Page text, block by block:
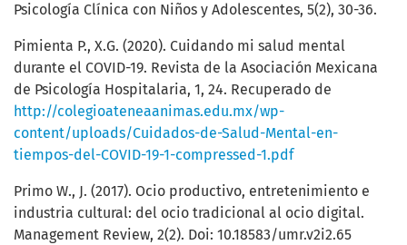
Psicología Clínica con Niños y Adolescentes, 5(2), 30-36.
Pimienta P., X.G. (2020). Cuidando mi salud mental
durante el COVID-19. Revista de la Asociación Mexicana
de Psicología Hospitalaria, 1, 24. Recuperado de
http://colegioateneaanimas.edu.mx/wp-
content/uploads/Cuidados-de-Salud-Mental-en-
tiempos-del-COVID-19-1-compressed-1.pdf
Primo W., J. (2017). Ocio productivo, entretenimiento e
industria cultural: del ocio tradicional al ocio digital.
Management Review, 2(2). Doi: 10.18583/umr.v2i2.65